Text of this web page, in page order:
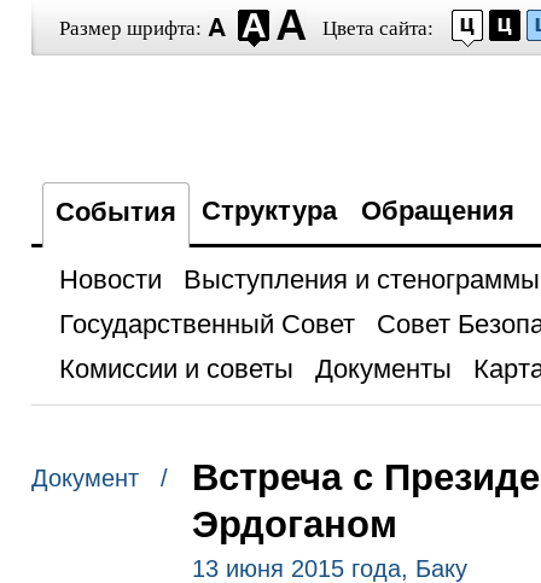
Размер шрифта: Цвета сайта:
События Структура Обращения
Новости
Выступления и стенограммы
Государственный Совет
Совет
Комиссии и советы
Документы
Документ /
Встреча с
Эрдоганом
13 июня 2015 года, Баку